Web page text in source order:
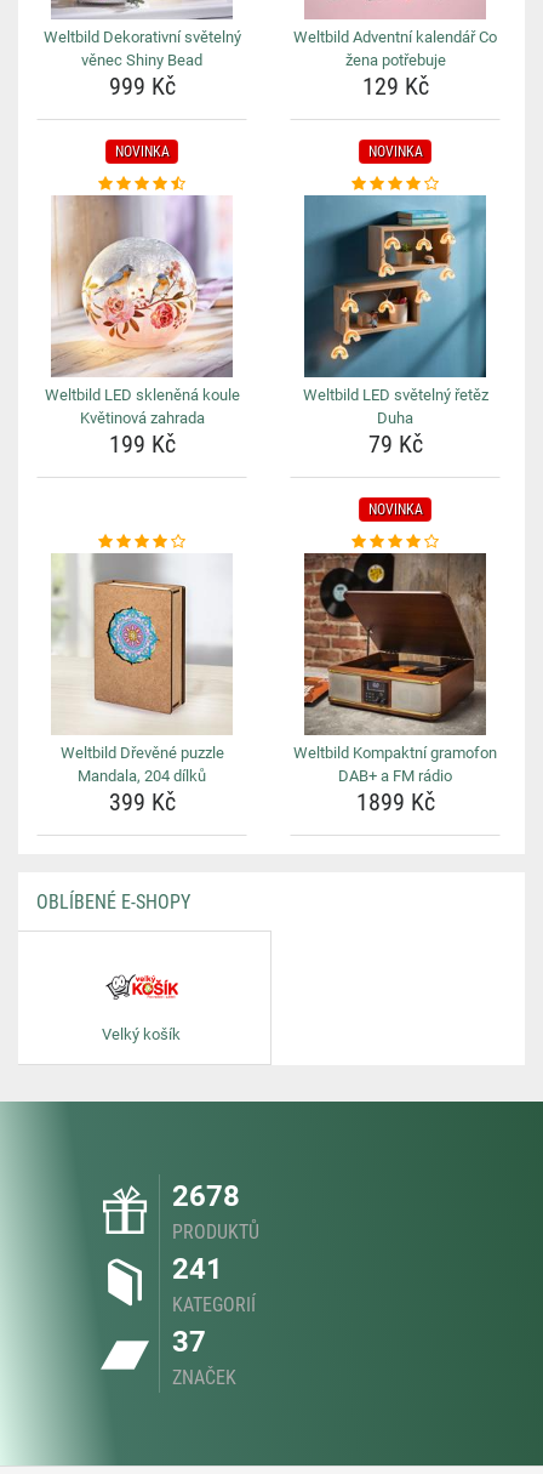
Weltbild Dekorativní světelný
věnec Shiny Bead
999 Kč
Weltbild Adventní kalendář Co
žena potřebuje
129 Kč
NOVINKA
Weltbild LED skleněná koule
Květinová zahrada
199 Kč
NOVINKA
Weltbild LED světelný řetěz
Duha
79 Kč
Weltbild Dřevěné puzzle
Mandala, 204 dílků
399 Kč
NOVINKA
Weltbild Kompaktní gramofon
DAB+ a FM rádio
1899 Kč
OBLÍBENÉ E-SHOPY
Velký košík
2678
PRODUKTŮ
241
KATEGORIÍ
37
ZNAČEK